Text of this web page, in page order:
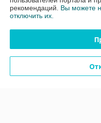
Полная версия сайта
Политика обработки
Сайт создан на
рекомендаций. Вы можете
отключить их.